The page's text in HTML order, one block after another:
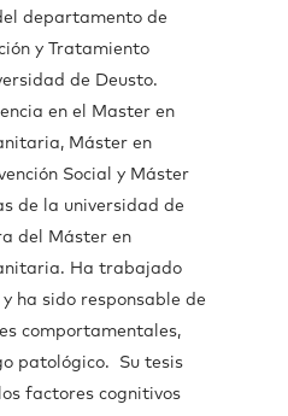
departamento de
y Tratamiento
de Deusto.
en el Master en
Máster en
Social y Máster
de la universidad de
del Máster en
Ha trabajado
ha sido responsable de
comportamentales,
patológico. Su tesis
factores cognitivos